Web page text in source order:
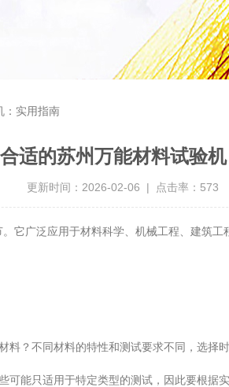
：实用指南
适的苏州万能材料试验
更新时间：2026-02-06 | 点击率：573
广泛应用于材料科学、机械工程、建筑工
不同材料的特性和测试要求不同，选择时
能只适用于特定类型的测试，因此要根据实